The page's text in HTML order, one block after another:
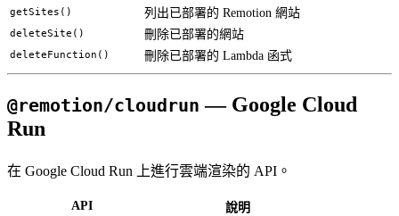
getSites() 列出已部署的 Remotion 網站
deleteSite() 刪除已部署的網站
deleteFunction() 刪除已部署的 Lambda 函式
@remotion/cloudrun — Google Cloud
Run
在 Google Cloud Run 上進行雲端渲染的 API。
API 說明